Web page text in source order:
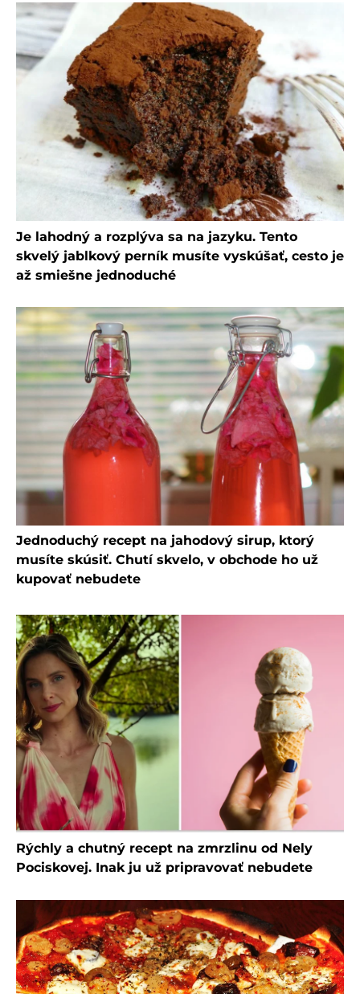
Je lahodný a rozplýva sa na jazyku. Tento
skvelý jablkový perník musíte vyskúšať, cesto je
až smiešne jednoduché
Jednoduchý recept na jahodový sirup, ktorý
musíte skúsiť. Chutí skvelo, v obchode ho už
kupovať nebudete
Rýchly a chutný recept na zmrzlinu od Nely
Pociskovej. Inak ju už pripravovať nebudete